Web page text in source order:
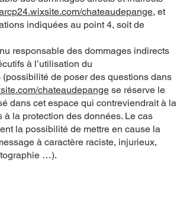
chateaudepange, et
indiquées au point 4, soit de
responsable des dommages indirects
à l’utilisation du
(possibilité de poser des questions dans
chateaudepange se réserve le
dans cet espace qui contreviendrait à la
la protection des données. Le cas
la possibilité de mettre en cause la
à caractère raciste, injurieux,
…).